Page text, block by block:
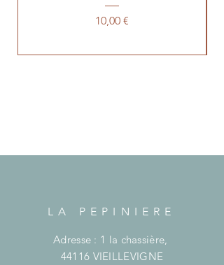
Prix
10,00 €
LA PEPINIERE
Adresse : 1 la chassière,
44116 VIEILLEVIGNE